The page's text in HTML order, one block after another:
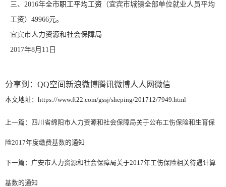
三、2016年全市职工平均工资 （宜宾市城镇全部单位就业人员平均
工资）49966元。
宜宾市人力资源和社会保障局
2017年8月11日
分享到： QQ空间新浪微博腾讯微博人人网微信
本文地址：https://www.ft22.com/gssj/sheping/201712/7949.html
上一篇： 四川省绵阳市人力资源和社会保障局关于公布工伤保险和生育保
险2017年度缴费基数的通知
下一篇： 广安市人力资源和社会保障局关于2017年工伤保险相关待遇计算
基数的通知